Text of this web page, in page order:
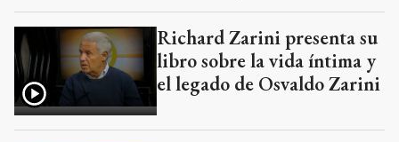
Richard Zarini presenta su
libro sobre la vida íntima y
el legado de Osvaldo Zarini